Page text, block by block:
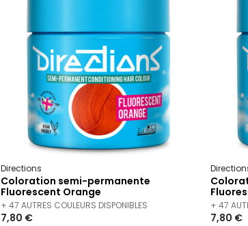
Directions
Coloration semi-permanente
Fluorescent Orange
+ 47 AUTRES COULEURS DISPONIBLES
7,80 €
+ 47
7,80 €